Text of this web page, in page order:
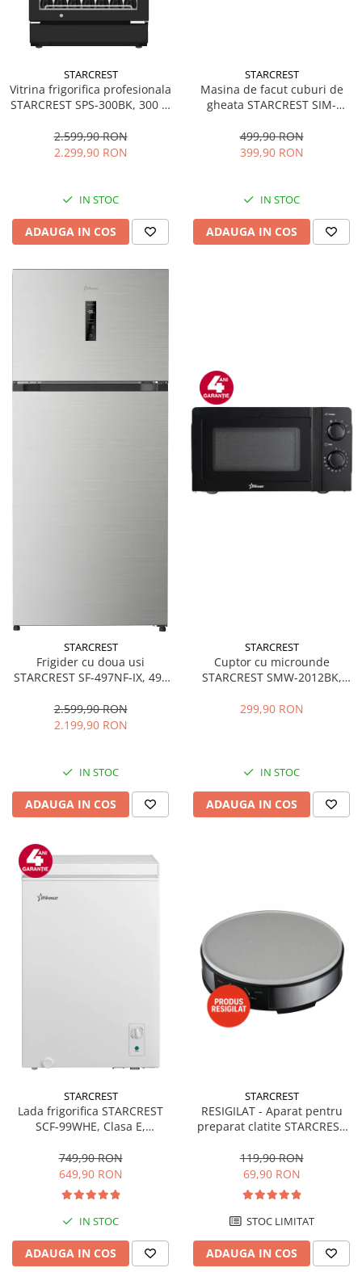
STARCREST
Vitrina frigorifica profesionala
STARCREST SPS-300BK, 300 L,
LED, H 169.5 cm, Negru
2.599,90 RON
2.299,90 RON
IN STOC
ADAUGA IN COS
STARCREST
Masina de facut cuburi de
gheata STARCREST SIM-
12Kg/24h, Cos gheata
detasabil, Rezervor apa 0.8 l,
499,90 RON
399,90 RON
IN STOC
ADAUGA IN COS
STARCREST
Frigider cu doua usi
STARCREST SF-497NF-IX, 497
Inverter, Clasa E, Display,
Functie super racire, Blocare
2.599,90 RON
2.199,90 RON
IN STOC
ADAUGA IN COS
STARCREST
Cuptor cu microunde
STARCREST SMW-2012BK,
mecanic, 6 Trepte de putere,
299,90 RON
IN STOC
ADAUGA IN COS
STARCREST
Lada frigorifica STARCREST
SCF-99WHE, Clasa E,
convertibil - functie frigider,
Termostat reglabil, Alb
749,90 RON
649,90 RON
IN STOC
ADAUGA IN COS
STARCREST
RESIGILAT - Aparat pentru
preparat clatite STARCREST
invelis ceramic antiaderent,
30 cm, Inox / Negru
119,90 RON
69,90 RON
STOC LIMITAT
ADAUGA IN COS